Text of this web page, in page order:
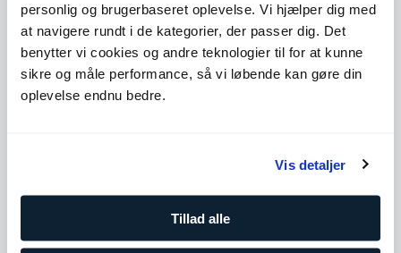
personlig og brugerbaseret oplevelse. Vi hjælper dig med
at navigere rundt i de kategorier, der passer dig. Det
benytter vi cookies og andre teknologier til for at kunne
sikre og måle performance, så vi løbende kan gøre din
oplevelse endnu bedre.
Vis detaljer
Tillad alle
11:30
60 min
LovetoDance
med Itcha Gaihede
Valby
60 min med Viktoria Lässing
Sluseholmen